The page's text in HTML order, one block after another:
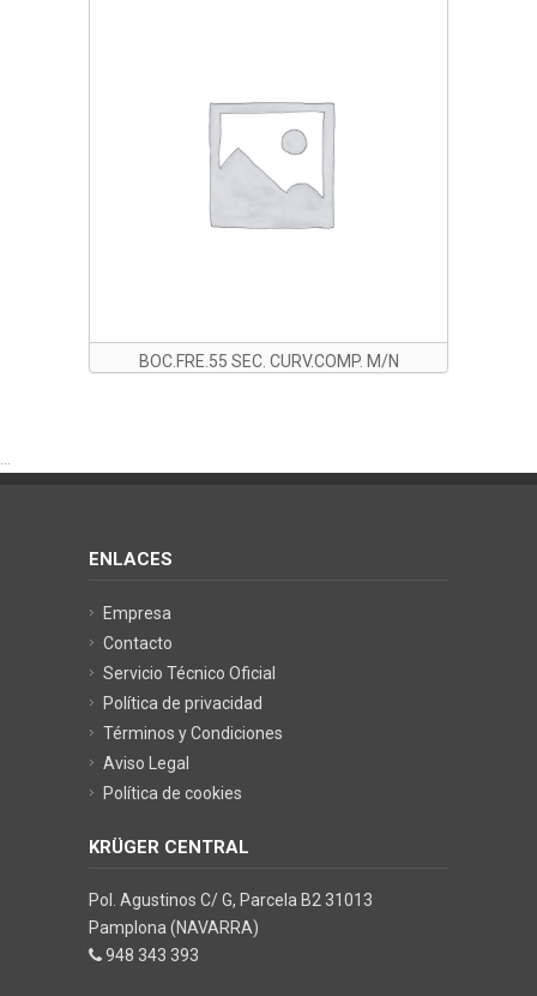
BOC.FRE.55 SEC. CURV.COMP. M/N
ENLACES
Empresa
Contacto
Servicio Técnico Oficial
Política de privacidad
Términos y Condiciones
Aviso Legal
Política de cookies
KRÜGER CENTRAL
Pol. Agustinos C/ G, Parcela B2 31013
Pamplona (NAVARRA)
948 343 393